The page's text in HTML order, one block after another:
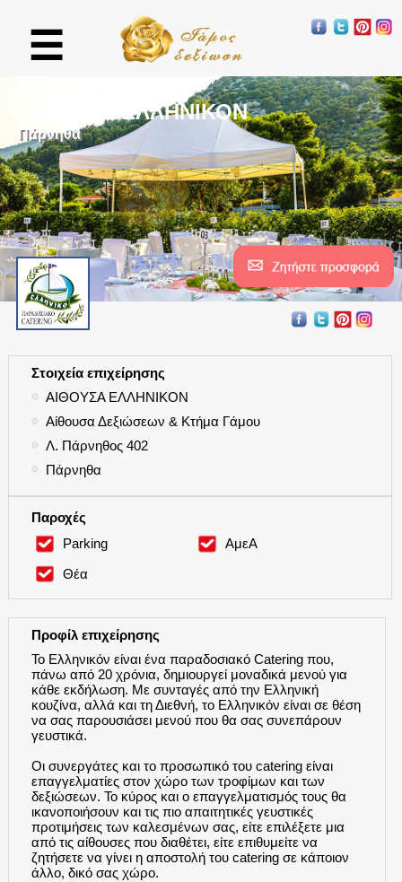
☰
ΑΙΘΟΥΣΑ ΕΛΛΗΝΙΚΟΝ
Πάρνηθα
Στοιχεία επιχείρησης
● ΑΙΘΟΥΣΑ ΕΛΛΗΝΙΚΟΝ
● Αίθουσα Δεξιώσεων & Κτήμα Γάμου
● Λ. Πάρνηθος 402
● Πάρνηθα
Παροχές
Parking
ΑμεΑ
Θέα
Προφίλ επιχείρησης
Το Ελληνικόν είναι ένα παραδοσιακό Catering που,
πάνω από 20 χρόνια, δημιουργεί μοναδικά μενού για
κάθε εκδήλωση. Με συνταγές από την Ελληνική
κουζίνα, αλλά και τη Διεθνή, το Ελληνικόν είναι σε θέση
να σας παρουσιάσει μενού που θα σας συνεπάρουν
γευστικά.
Οι συνεργάτες και το προσωπικό του catering είναι
επαγγελματίες στον χώρο των τροφίμων και των
δεξιώσεων. Το κύρος και ο επαγγελματισμός τους θα
ικανοποιήσουν και τις πιο απαιτητικές γευστικές
προτιμήσεις των καλεσμένων σας, είτε επιλέξετε μια
από τις αίθουσες που διαθέτει, είτε επιθυμείτε να
ζητήσετε να γίνει η αποστολή του catering σε κάποιον
άλλο, δικό σας χώρο.